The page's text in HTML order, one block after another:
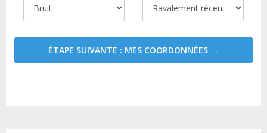
ÉTAPE SUIVANTE : MES COORDONNÉES →